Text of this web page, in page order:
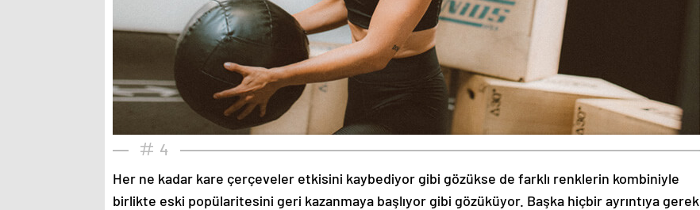
4
Her ne kadar kare çerçeveler etkisini kaybediyor gibi gözükse de farklı renklerin kombiniyle
birlikte eski popülaritesini geri kazanmaya başlıyor gibi gözüküyor. Başka hiçbir ayrıntıya gerek